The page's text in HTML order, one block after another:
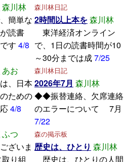
森川林
簡単な
読書
す 4/8
あお
、日本
ための
4/8
ふつ
ざいま
り組
森川林日記
2時間以上本を森川林
東洋経済オンライン
で、1日の読書時間が10
～30分までは成7/25
森川林日記
2026年7月 森川林
◆◆振替連絡、欠席連絡
のエラーについて 7月
7/22
森の掲示板
歴史は、ひとり 森川林
歴史は、ひとりの人間